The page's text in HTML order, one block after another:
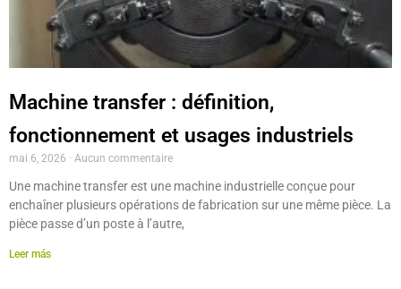
Machine transfer : définition,
fonctionnement et usages industriels
mai 6, 2026 Aucun commentaire
Une machine transfer est une machine industrielle conçue pour
enchaîner plusieurs opérations de fabrication sur une même pièce. La
pièce passe d’un poste à l’autre,
Leer más